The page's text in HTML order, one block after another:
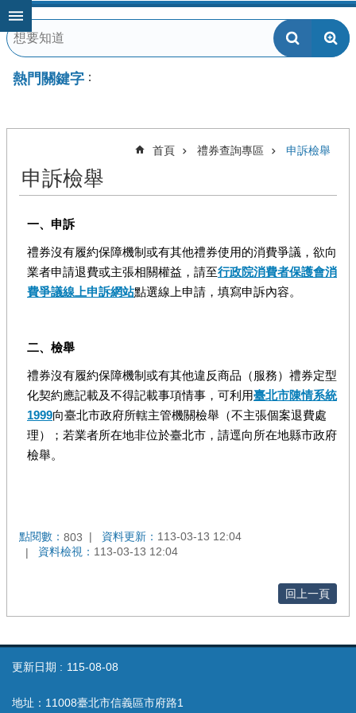
跳到主要內容區塊
熱門關鍵字
首頁 禮券查詢專區 申訴檢舉
申訴檢舉
一、申訴
禮券沒有履約保障機制或有其他禮券使用的消費爭議，欲向
業者申請退費或主張相關權益，請至行政院消費者保護會消
費爭議線上申訴網站點選線上申請，填寫申訴內容。
二、檢舉
禮券沒有履約保障機制或有其他違反商品（服務）禮券定型
化契約應記載及不得記載事項情事，可利用臺北市陳情系統
1999向臺北市政府所轄主管機關檢舉（不主張個案退費處
理）；若業者所在地非位於臺北市，請逕向所在地縣市政府
檢舉。
點閱數： 803 資料更新： 113-03-13 12:04
資料檢視： 113-03-13 12:04
回上一頁
更新日期 115-08-08
地址：11008臺北市信義區市府路1